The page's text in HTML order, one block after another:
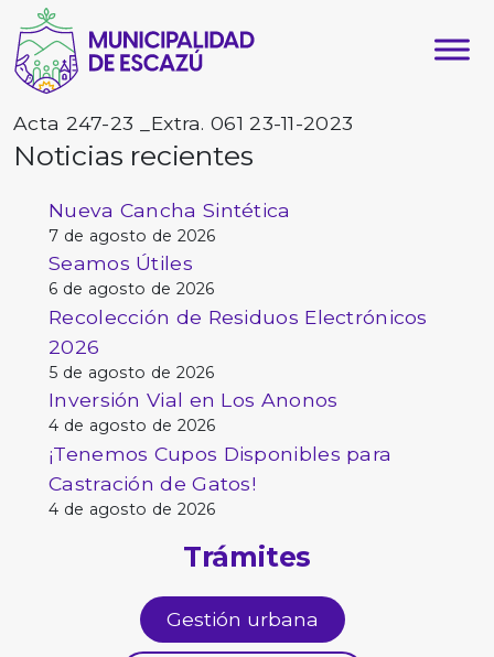
Acta 247-23 _Extra. 061 23-11-2023
Noticias recientes
Nueva Cancha Sintética
7 de agosto de 2026
Seamos Útiles
6 de agosto de 2026
Recolección de Residuos Electrónicos
2026
5 de agosto de 2026
Inversión Vial en Los Anonos
4 de agosto de 2026
¡Tenemos Cupos Disponibles para
Castración de Gatos!
4 de agosto de 2026
Trámites
Gestión urbana